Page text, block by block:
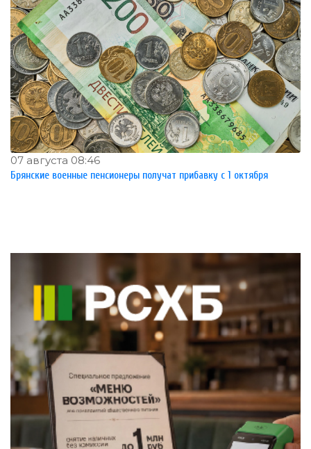
07 августа 08:46
Брянские военные пенсионеры получат прибавку с 1 октября